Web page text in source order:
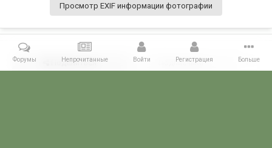
Просмотр EXIF информации фотографии
Поделиться Подписчики 0
Форумы Непрочитанные Войти Регистрация Больше